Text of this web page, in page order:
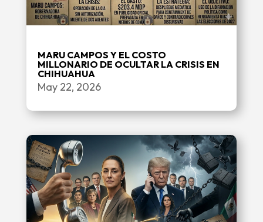
MARU CAMPOS Y EL COSTO
MILLONARIO DE OCULTAR LA CRISIS EN
CHIHUAHUA
May 22, 2026